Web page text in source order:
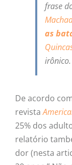
frase
as
irônico.
De acordo
revista
25% dos
relatório
dor (nesta